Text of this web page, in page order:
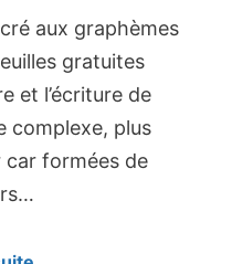
aux graphèmes
gratuites
et l’écriture de
complexe, plus
car formées de